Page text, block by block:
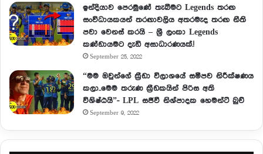
ඉන්දියාව පෙරමුණේ තැබීමට Legends තරඟ
සංවිධායකයන් තරඟාවලිය අතරමැද තරඟ නීති
පවා වෙනස් කරයි – ශ්‍රී ලංකා Legends
කණ්ඩායමට දැඩි අසාධාරණයක්.!
September 25, 2022
“මම ඔවුන්ගේ ක්‍රීඩා විලාශයේ සමීපව නිරීක්ෂණය
කලා..මෙම තරුණ ක්‍රීඩකයින් පිරිස අති
විශිෂ්ඨයි”- LPL සජීවී නිශ්පාදක හෙමන්ට් බුච්
September 9, 2022